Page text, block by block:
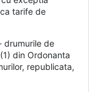
tarife de
drumurile de
din Ordonanta
republicata,